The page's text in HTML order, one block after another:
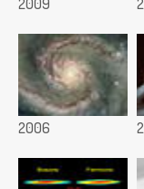
2006